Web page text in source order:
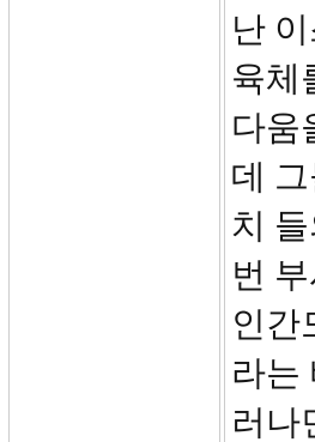
난
육체
다움
데
치
번
인간
라는
러나